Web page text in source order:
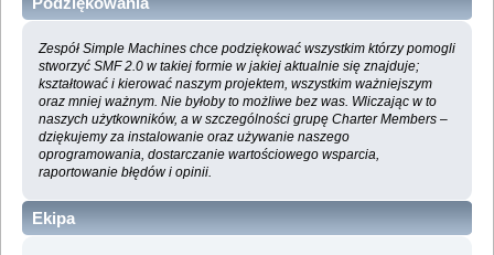
Zespół Simple Machines chce podziękować wszystkim którzy pomogli
stworzyć SMF 2.0 w takiej formie w jakiej aktualnie się znajduje;
kształtować i kierować naszym projektem, wszystkim ważniejszym
oraz mniej ważnym. Nie byłoby to możliwe bez was. Wliczając w to
naszych użytkowników, a w szczególności grupę Charter Members –
dziękujemy za instalowanie oraz używanie naszego
oprogramowania, dostarczanie wartościowego wsparcia,
raportowanie błędów i opinii.
Ekipa